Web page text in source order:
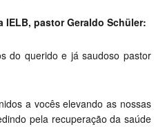
IELB, pastor Geraldo Schüler:
do querido e já saudoso pastor
a vocês elevando as nossas
pela recuperação da saúde